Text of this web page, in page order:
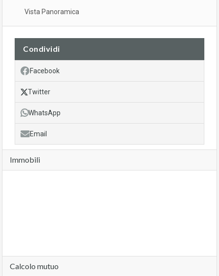
Vista Panoramica
Condividi
Facebook
Twitter
WhatsApp
Email
Immobili
Calcolo mutuo